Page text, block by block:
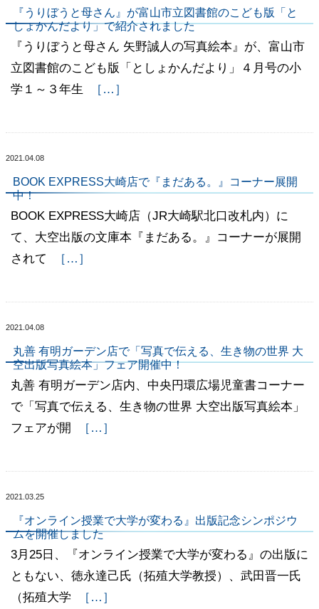
『うりぼうと母さん』が富山市立図書館のこども版「と
しょかんだより」で紹介されました
『うりぼうと母さん 矢野誠人の写真絵本』が、富山市
立図書館のこども版「としょかんだより」４月号の小
学１～３年生
［…］
2021.04.08
BOOK EXPRESS大崎店で『まだある。』コーナー展開
中！
BOOK EXPRESS大崎店（JR大崎駅北口改札内）に
て、大空出版の文庫本『まだある。』コーナーが展開
されて
［…］
2021.04.08
丸善 有明ガーデン店で「写真で伝える、生き物の世界 大
空出版写真絵本」フェア開催中！
丸善 有明ガーデン店内、中央円環広場児童書コーナー
で「写真で伝える、生き物の世界 大空出版写真絵本」
フェアが開
［…］
2021.03.25
『オンライン授業で大学が変わる』出版記念シンポジウ
ムを開催しました
3月25日、『オンライン授業で大学が変わる』の出版に
ともない、徳永達己氏（拓殖大学教授）、武田晋一氏
（拓殖大学
［…］